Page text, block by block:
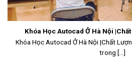
Khóa Học Autocad Ở Hà Nội
Khóa Học Autocad Ở Hà Nội |Chất
trong [...]